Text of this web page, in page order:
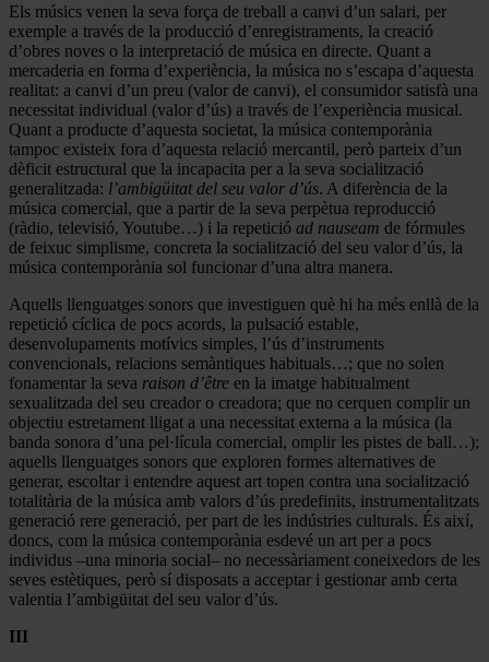
Els músics venen la seva força de treball a canvi d’un salari, per
exemple a través de la producció d’enregistraments, la creació
d’obres noves o la interpretació de música en directe. Quant a
mercaderia en forma d’experiència, la música no s’escapa d’aquesta
realitat: a canvi d’un preu (valor de canvi), el consumidor satisfà una
necessitat individual (valor d’ús) a través de l’experiència musical.
Quant a producte d’aquesta societat, la música contemporània
tampoc existeix fora d’aquesta relació mercantil, però parteix d’un
dèficit estructural que la incapacita per a la seva socialització
generalitzada: l’ambigüitat del seu valor d’ús. A diferència de la
música comercial, que a partir de la seva perpètua reproducció
(ràdio, televisió, Youtube…) i la repetició ad nauseam de fórmules
de feixuc simplisme, concreta la socialització del seu valor d’ús, la
música contemporània sol funcionar d’una altra manera.
Aquells llenguatges sonors que investiguen què hi ha més enllà de la
repetició cíclica de pocs acords, la pulsació estable,
desenvolupaments motívics simples, l’ús d’instruments
convencionals, relacions semàntiques habituals…; que no solen
fonamentar la seva raison d’être en la imatge habitualment
sexualitzada del seu creador o creadora; que no cerquen complir un
objectiu estretament lligat a una necessitat externa a la música (la
banda sonora d’una pel·lícula comercial, omplir les pistes de ball…);
aquells llenguatges sonors que exploren formes alternatives de
generar, escoltar i entendre aquest art topen contra una socialització
totalitària de la música amb valors d’ús predefinits, instrumentalitzats
generació rere generació, per part de les indústries culturals. És així,
doncs, com la música contemporània esdevé un art per a pocs
individus –una minoria social– no necessàriament coneixedors de les
seves estètiques, però sí disposats a acceptar i gestionar amb certa
valentia l’ambigüitat del seu valor d’ús.
III